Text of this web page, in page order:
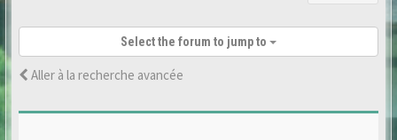
Select the forum to jump to
Aller à la recherche avancée